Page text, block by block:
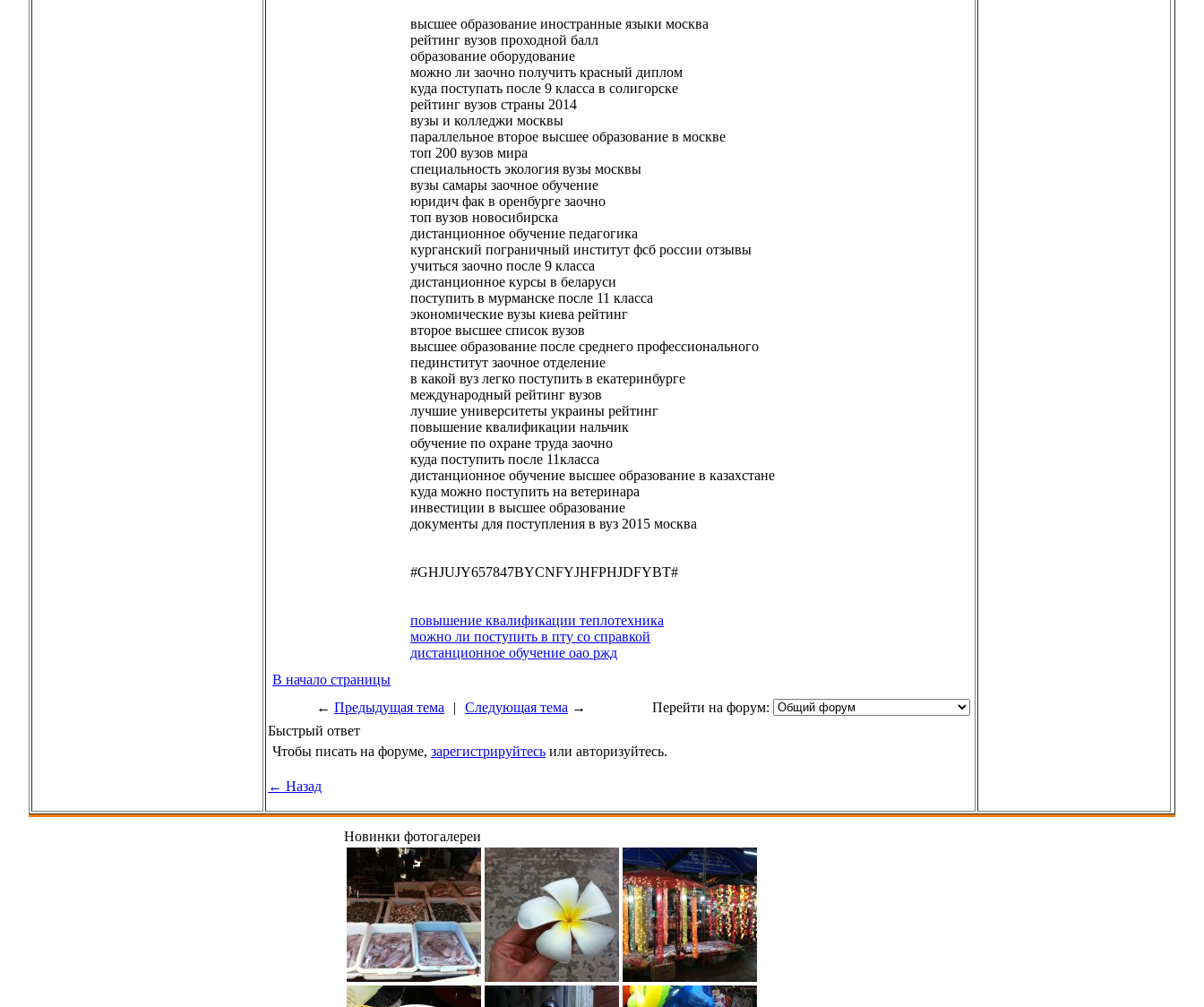
высшее образование иностранные языки москва
рейтинг вузов проходной балл
образование оборудование
можно ли заочно получить красный диплом
куда поступать после 9 класса в солигорске
рейтинг вузов страны 2014
вузы и колледжи москвы
параллельное второе высшее образование в москве
топ 200 вузов мира
специальность экология вузы москвы
вузы самары заочное обучение
юридич фак в оренбурге заочно
топ вузов новосибирска
дистанционное обучение педагогика
курганский пограничный институт фсб россии отзывы
учиться заочно после 9 класса
дистанционное курсы в беларуси
поступить в мурманске после 11 класса
экономические вузы киева рейтинг
второе высшее список вузов
высшее образование после среднего профессионального
пединститут заочное отделение
в какой вуз легко поступить в екатеринбурге
международный рейтинг вузов
лучшие университеты украины рейтинг
повышение квалификации нальчик
обучение по охране труда заочно
куда поступить после 11класса
дистанционное обучение высшее образование в казахстане
куда можно поступить на ветеринара
инвестиции в высшее образование
документы для поступления в вуз 2015 москва
#GHJUJY657847BYCNFYJHFPHJDFYBT#
повышение квалификации теплотехника
можно ли поступить в пту со справкой
дистанционное обучение оао ржд
В начало страницы
← Предыдущая тема | Следующая тема →
Перейти на форум:
Быстрый ответ
Чтобы писать на форуме, зарегистрируйтесь или авторизуйтесь.
← Назад
Новинки фотогалереи